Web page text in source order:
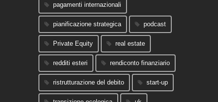
pagamenti internazionali
pianificazione strategica podcast
Private Equity real estate
redditi esteri rendiconto finanziario
ristrutturazione del debito start-up